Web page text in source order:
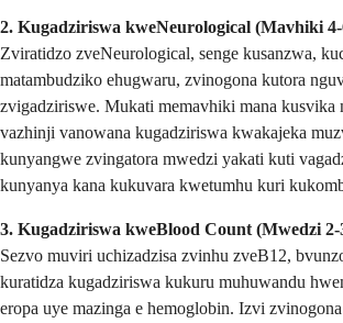
2. Kugadziriswa kweNeurological (Mavhiki
Zviratidzo zveNeurological, senge kusanzwa,
matambudziko ehugwaru, zvinogona kutora
zvigadziriswe. Mukati memavhiki mana kusvika
vazhinji vanowana kugadziriswa kwakajeka
kunyangwe zvingatora mwedzi yakati kuti
kunyanya kana kukuvara kwetumhu kuri
3. Kugadziriswa kweBlood Count (Mwedzi 2-
Sezvo muviri uchizadzisa zvinhu zveB12,
kuratidza kugadziriswa kukuru muhuwandu
eropa uye mazinga e hemoglobin. Izvi